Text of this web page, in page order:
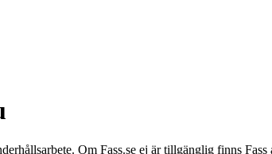
Om Fass.se ej är tillgänglig finns